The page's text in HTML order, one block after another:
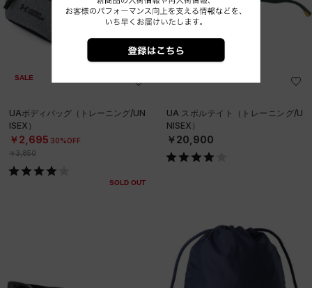
SALE
UAボディバッグ（トレーニング/UN
ISEX）
￥2,695 30%OFF
￥3,850
SOLD OUT
直営限定
UA スポルテイト（トレーニング/U
NISEX）
￥20,900